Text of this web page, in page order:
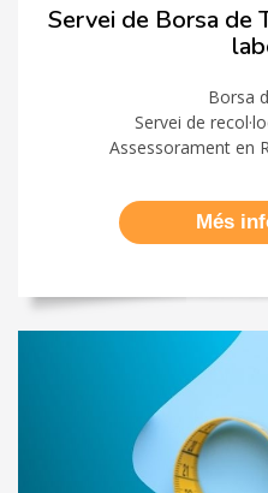
Servei de Borsa de
Borsa
Servei de
Assessorament en
Més